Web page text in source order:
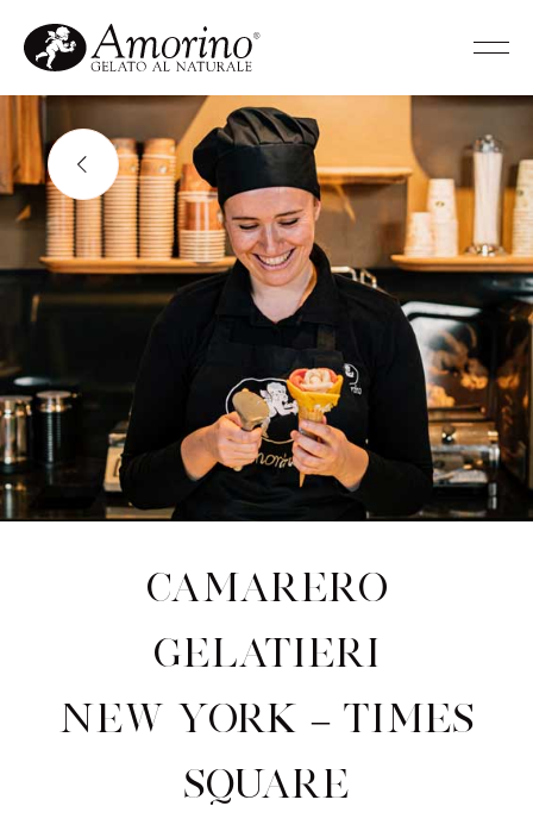
Camarero
gelatieri
New York – Times
Square